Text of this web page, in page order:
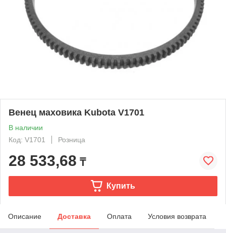
Венец маховика Kubota V1701
В наличии
Код: V1701
Розница
28 533,68 ₸
Купить
Описание Доставка Оплата Условия возврата